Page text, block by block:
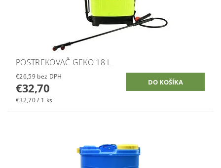
POSTREKOVAČ GEKO 18 L
€26,59 bez DPH
€32,70
€32,70 / 1 ks